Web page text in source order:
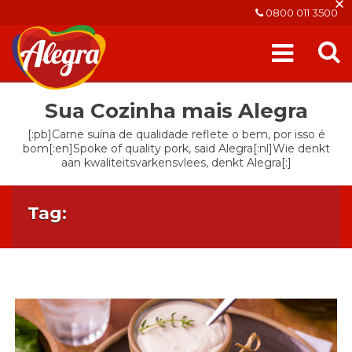
0800 011 3500
Sua Cozinha mais Alegra
[:pb]Carne suína de qualidade reflete o bem, por isso é
bom[:en]Spoke of quality pork, said Alegra[:nl]Wie denkt
aan kwaliteitsvarkensvlees, denkt Alegra[:]
Tag: